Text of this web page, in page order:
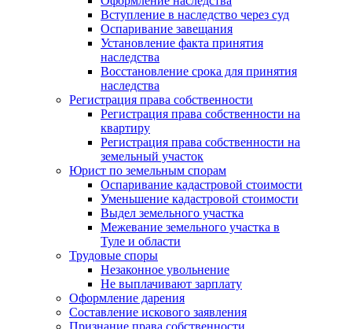
Вступление в наследство через суд
Оспаривание завещания
Установление факта принятия
наследства
Восстановление срока для принятия
наследства
Регистрация права собственности
Регистрация права собственности на
квартиру
Регистрация права собственности на
земельный участок
Юрист по земельным спорам
Оспаривание кадастровой стоимости
Уменьшение кадастровой стоимости
Выдел земельного участка
Межевание земельного участка в
Туле и области
Трудовые споры
Незаконное увольнение
Не выплачивают зарплату
Оформление дарения
Составление искового заявления
Признание права собственности